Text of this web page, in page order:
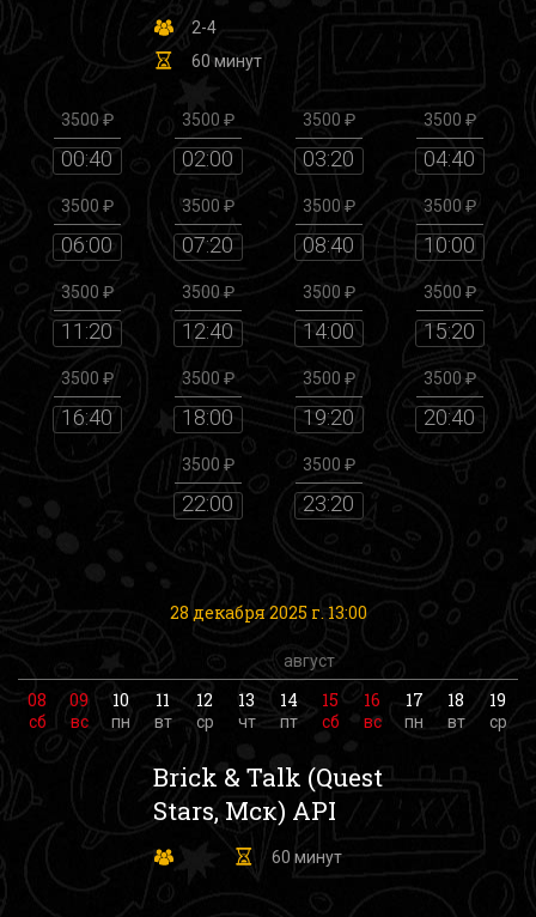
2-4
60 минут
3500 ₽
00:40
3500 ₽
02:00
3500 ₽
03:20
3500 ₽
04:40
3500 ₽
06:00
3500 ₽
07:20
3500 ₽
08:40
3500 ₽
10:00
3500 ₽
11:20
3500 ₽
12:40
3500 ₽
14:00
3500 ₽
15:20
3500 ₽
16:40
3500 ₽
18:00
3500 ₽
19:20
3500 ₽
20:40
3500 ₽
22:00
3500 ₽
23:20
28 декабря 2025 г. 13:00
август
08
сб
09
вс
10
пн
11
вт
12
ср
13
чт
14
пт
15
сб
16
вс
17
пн
18
вт
19
ср
Brick & Talk (Quest
Stars, Мск) API
60 минут